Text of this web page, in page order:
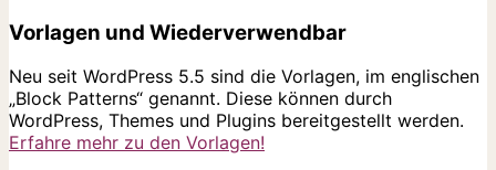
Vorlagen und Wiederverwendbar
Neu seit WordPress 5.5 sind die Vorlagen, im englischen
„Block Patterns“ genannt. Diese können durch
WordPress, Themes und Plugins bereitgestellt werden.
Erfahre mehr zu den Vorlagen!